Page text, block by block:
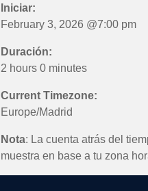
Iniciar:
February 3, 2026 @7:00 pm
Duración:
2 hours 0 minutes
Current Timezone:
Europe/Madrid
Nota: La cuenta atrás del
muestra en base a tu zona